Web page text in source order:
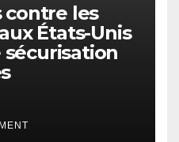
contre les
États-Unis
sécurisation